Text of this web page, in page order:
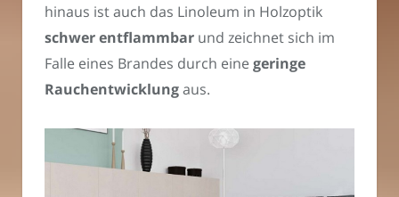
hinaus ist auch das Linoleum in Holzoptik
schwer entflammbar und zeichnet sich im
Falle eines Brandes durch eine geringe
Rauchentwicklungaus.